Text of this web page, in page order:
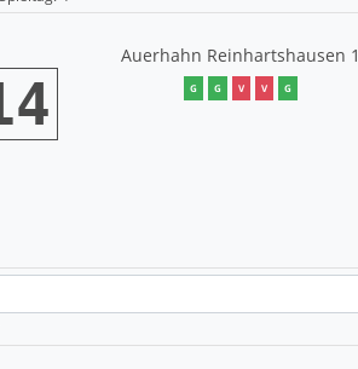
Auerhahn Reinhartshausen 1
G G V V G